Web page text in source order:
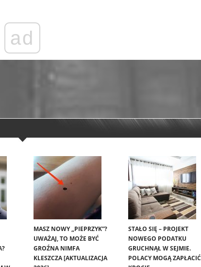
ad
MASZ NOWY „PIEPRZYK”?
UWAŻAJ, TO MOŻE BYĆ
GROŹNA NIMFA
KLESZCZA [AKTUALIZACJA
STAŁO SIĘ – PROJEKT
NOWEGO PODATKU
GRUCHNĄŁ W SEJMIE.
POLACY MOGĄ ZAPŁACIĆ